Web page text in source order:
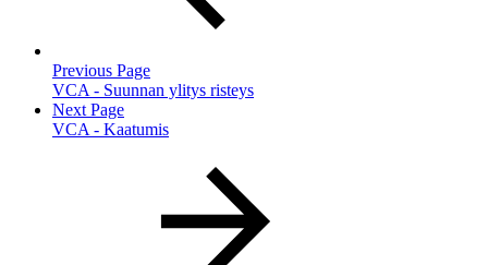
Previous Page
VCA - Suunnan ylitys risteys
Next Page
VCA - Kaatumis